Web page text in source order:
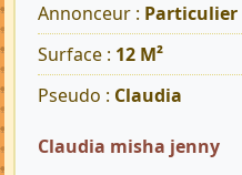
Annonceur : Particulier
Surface : 12 M²
Pseudo : Claudia
Claudia misha jenny